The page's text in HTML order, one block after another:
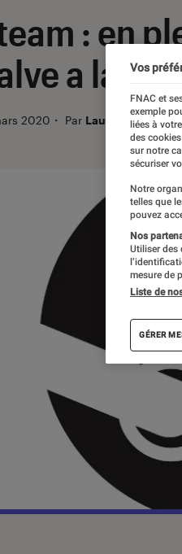
: en
a la
2020 ・ Par Laure Renouard
Vos
FNAC et
exemple
liées à
des
sur notre
sécuriser
Notre
telles que
pouvez
Nos
Utiliser des
mesure de
Liste de
GÉRER